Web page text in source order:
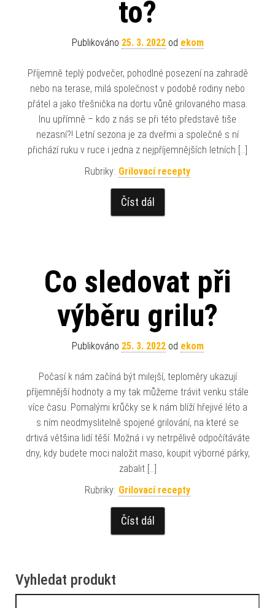
to?
Publikováno 25. 3. 2022od ekom
Příjemně teplý podvečer, pohodlné posezení na zahradě
nebo na terase, milá společnost v podobě rodiny nebo
přátel a jako třešnička na dortu vůně grilovaného masa.
Inu upřímně – kdo z nás se při této představě tiše
nezasní?! Letní sezona je za dveřmi a společně s ní
přichází ruku v ruce i jedna z nejpříjemnějších letních […]
Rubriky: Grilovací recepty
Číst dál
Co sledovat při
výběru grilu?
Publikováno 25. 3. 2022od ekom
Počasí k nám začíná být milejší, teploměry ukazují
příjemnější hodnoty a my tak můžeme trávit venku stále
více času. Pomalými krůčky se k nám blíží hřejivé léto a
s ním neodmyslitelně spojené grilování, na které se
drtivá většina lidí těší. Možná i vy netrpělivě odpočítáváte
dny, kdy budete moci naložit maso, koupit výborné párky,
zabalit […]
Rubriky: Grilovací recepty
Číst dál
Vyhledat produkt